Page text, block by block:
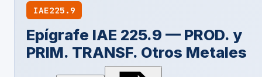
IAE225.9
Epígrafe IAE 225.9 — PROD. y
PRIM. TRANSF. Otros Metales